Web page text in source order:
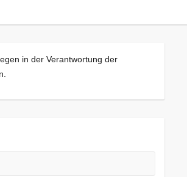
in der Verantwortung der